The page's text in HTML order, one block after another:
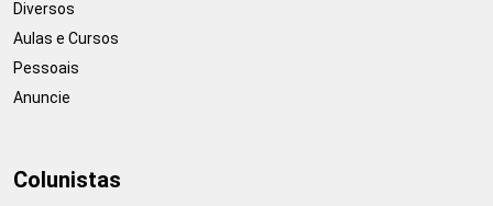
Diversos
Aulas e Cursos
Pessoais
Anuncie
Colunistas